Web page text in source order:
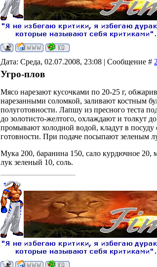
Дата: Среда, 02.07.2008, 23:08 | Сообщение # 2
Угро-плов
Мясо нарезают кусочками по 20-25 г,
нарезанными соломкой, заливают костным
полуготовности. Лапшу из пресного теста
до золотисто-желтого, охлаждают и толкут
промывают холодной водой, кладут в
готовности. При подаче посыпают зеленым
Мука 200, баранина 150, сало курдючное 20,
лук зеленый 10, соль.